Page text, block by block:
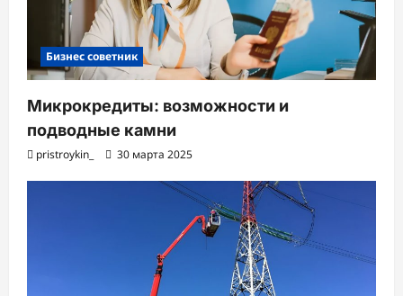
и
с
и
Бизнес советник
Микрокредиты: возможности и
подводные камни
pristroykin_ 30 марта 2025